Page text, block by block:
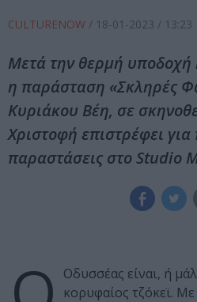
CULTURENOW / 18-01-2023 / 13:23
Μετά την θερμή υποδοχή
η παράσταση «Σκληρές
Κυριάκου Βέη, σε
Χριστοφή επιστρέφει για
παραστάσεις στο Studio
Οδυσσέας είναι, ή
κορυφαίος τζόκεϊ.